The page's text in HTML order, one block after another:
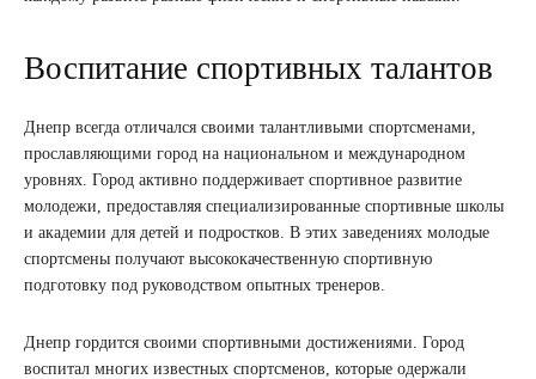
Воспитание спортивных талантов
Днепр всегда отличался своими талантливыми спортсменами,
прославляющими город на национальном и международном
уровнях. Город активно поддерживает спортивное развитие
молодежи, предоставляя специализированные спортивные школы
и академии для детей и подростков. В этих заведениях молодые
спортсмены получают высококачественную спортивную
подготовку под руководством опытных тренеров.
Днепр гордится своими спортивными достижениями. Город
воспитал многих известных спортсменов, которые одержали